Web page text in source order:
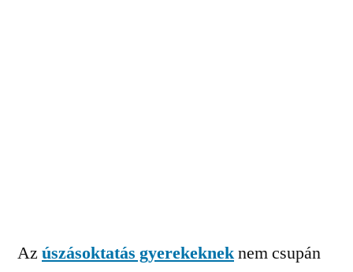
Az úszásoktatás gyerekekneknem csupán